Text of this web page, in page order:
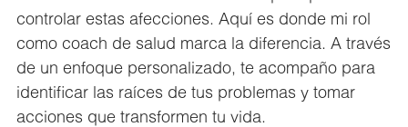
controlar estas afecciones. Aquí es donde mi rol
como coach de salud marca la diferencia. A través
de un enfoque personalizado, te acompaño para
identificar las raíces de tus problemas y tomar
acciones que transformen tu vida.